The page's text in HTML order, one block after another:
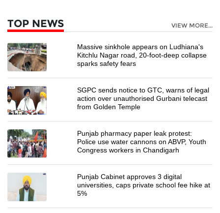
TOP NEWS VIEW MORE...
Massive sinkhole appears on Ludhiana's
Kitchlu Nagar road, 20-foot-deep collapse
sparks safety fears
SGPC sends notice to GTC, warns of legal
action over unauthorised Gurbani telecast
from Golden Temple
Punjab pharmacy paper leak protest:
Police use water cannons on ABVP, Youth
Congress workers in Chandigarh
Punjab Cabinet approves 3 digital
universities, caps private school fee hike at
5%